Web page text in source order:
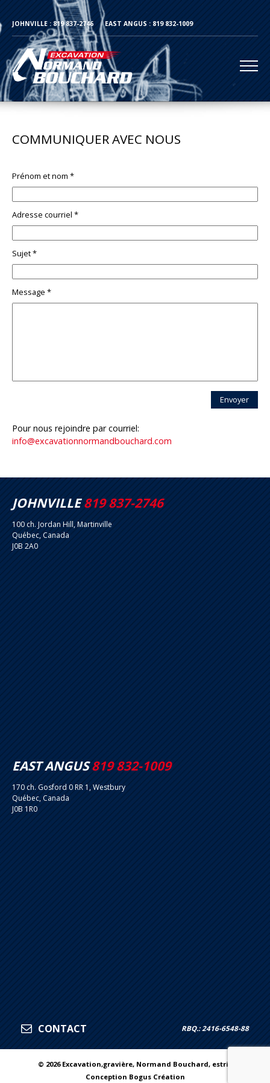
JOHNVILLE : 819 837-2746 EAST ANGUS : 819 832-1009
COMMUNIQUER AVEC NOUS
Prénom et nom *
Adresse courriel *
Sujet *
Message *
Envoyer
Pour nous rejoindre par courriel:
info@excavationnormandbouchard.com
JOHNVILLE819 837-2746
100 ch. Jordan Hill, Martinville
Québec, Canada
J0B 2A0
EAST ANGUS819 832-1009
170 ch. Gosford 0 RR 1, Westbury
Québec, Canada
J0B 1R0
CONTACT RBQ.: 2416-6548-88
© 2026 Excavation,gravière, Normand Bouchard, estrie
Conception Bogus Création